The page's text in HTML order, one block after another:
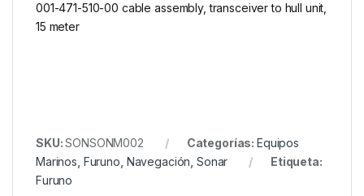
001-471-510-00 cable assembly, transceiver to hull unit,
15 meter
SKU:SONSONM002 Categorías: Equipos
Marinos Furuno Navegación ,Sonar
Etiqueta:
Furuno